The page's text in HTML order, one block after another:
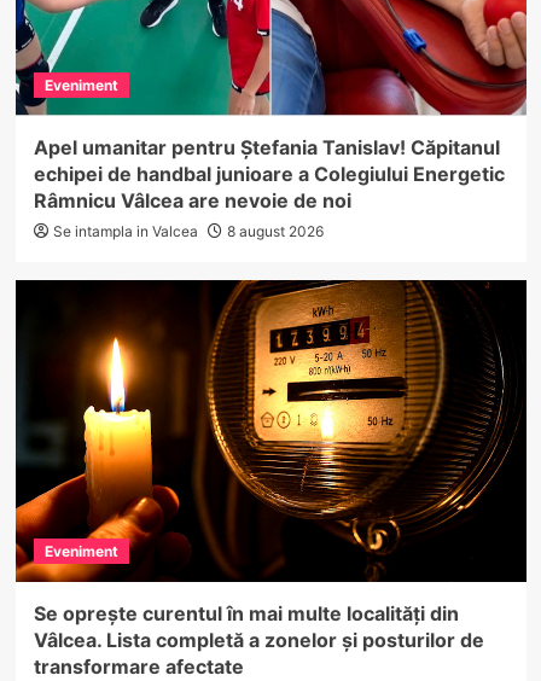
Eveniment
Apel umanitar pentru Ștefania Tanislav! Căpitanul
echipei de handbal junioare a Colegiului Energetic
Râmnicu Vâlcea are nevoie de noi
Se intampla in Valcea 8 august 2026
Eveniment
Se oprește curentul în mai multe localități din
Vâlcea. Lista completă a zonelor și posturilor de
transformare afectate